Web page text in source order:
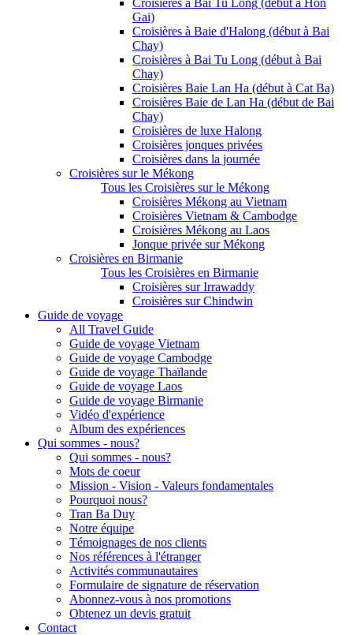
Croisières à Bai Tu Long (début à Hon
Gai)
Croisières à Baie d'Halong (début à Bai
Chay)
Croisières à Bai Tu Long (début à Bai
Chay)
Croisières Baie Lan Ha (début à Cat Ba)
Croisières Baie de Lan Ha (début de Bai
Chay)
Croisières de luxe Halong
Croisières jonques privées
Croisières dans la journée
Croisières sur le Mékong
Tous les Croisières sur le Mékong
Croisières Mékong au Vietnam
Croisières Vietnam & Cambodge
Croisières Mékong au Laos
Jonque privée sur Mékong
Croisières en Birmanie
Tous les Croisières en Birmanie
Croisières sur Irrawaddy
Croisières sur Chindwin
Guide de voyage
All Travel Guide
Guide de voyage Vietnam
Guide de voyage Cambodge
Guide de voyage Thaïlande
Guide de voyage Laos
Guide de voyage Birmanie
Vidéo d'expérience
Album des expériences
Qui sommes - nous?
Qui sommes - nous?
Mots de coeur
Mission - Vision - Valeurs fondamentales
Pourquoi nous?
Tran Ba Duy
Notre équipe
Témoignages de nos clients
Nos références à l'étranger
Activités communautaires
Formulaire de signature de réservation
Abonnez-vous à nos promotions
Obtenez un devis gratuit
Contact